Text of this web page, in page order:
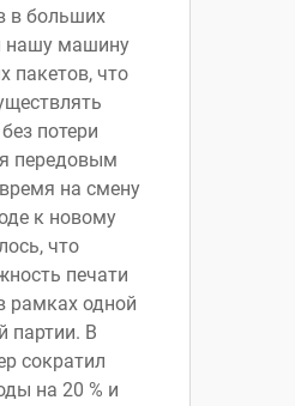
в больших
нашу машину
пакетов, что
потери
передовым
на смену
к новому
что
печати
рамках одной
партии. В
сократил
на 20 % и